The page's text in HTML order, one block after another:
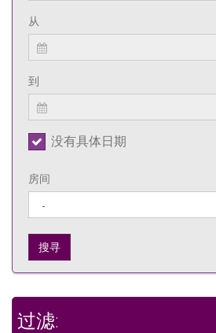
从
到
没有具体日期
房间
搜寻
过滤: